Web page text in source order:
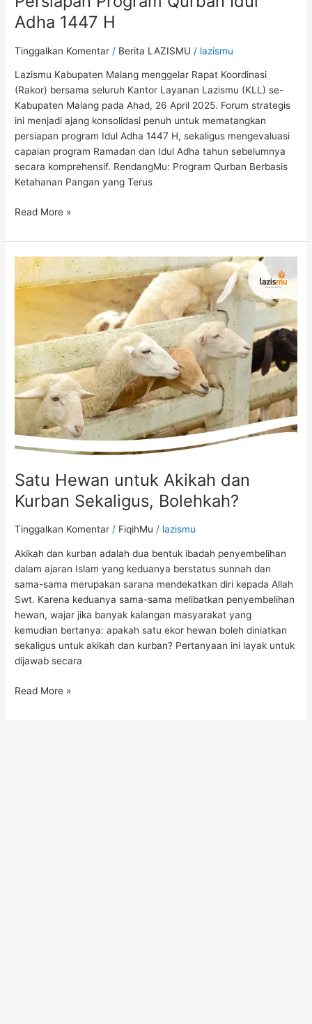
Adha 1447 H
Tinggalkan Komentar / Berita LAZISMU / lazismu
Lazismu Kabupaten Malang menggelar Rapat Koordinasi
(Rakor) bersama seluruh Kantor Layanan Lazismu (KLL) se-
Kabupaten Malang pada Ahad, 26 April 2025. Forum strategis
ini menjadi ajang konsolidasi penuh untuk mematangkan
persiapan program Idul Adha 1447 H, sekaligus mengevaluasi
capaian program Ramadan dan Idul Adha tahun sebelumnya
secara komprehensif. RendangMu: Program Qurban Berbasis
Ketahanan Pangan yang Terus
Read More »
Satu Hewan untuk Akikah dan
Kurban Sekaligus, Bolehkah?
Tinggalkan Komentar / FiqihMu / lazismu
Akikah dan kurban adalah dua bentuk ibadah penyembelihan
dalam ajaran Islam yang keduanya berstatus sunnah dan
sama-sama merupakan sarana mendekatkan diri kepada Allah
Swt. Karena keduanya sama-sama melibatkan penyembelihan
hewan, wajar jika banyak kalangan masyarakat yang
kemudian bertanya: apakah satu ekor hewan boleh diniatkan
sekaligus untuk akikah dan kurban? Pertanyaan ini layak untuk
dijawab secara
Satu
Hewan
Kurban
Sekaligus,
Bolehkah?
Read More »